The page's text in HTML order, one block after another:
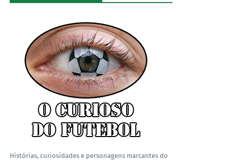
Histórias, curiosidades e personagens marcantes do